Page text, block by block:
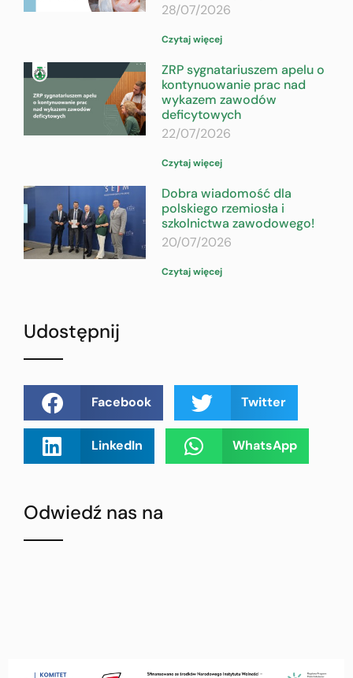
28/07/2026
Czytaj więcej
ZRP sygnatariuszem apelu o
kontynuowanie prac nad
wykazem zawodów
deficytowych
22/07/2026
Czytaj więcej
Dobra wiadomość dla
polskiego rzemiosła i
szkolnictwa zawodowego!
20/07/2026
Czytaj więcej
Udostępnij
Facebook Twitter
LinkedIn WhatsApp
Odwiedź nas na